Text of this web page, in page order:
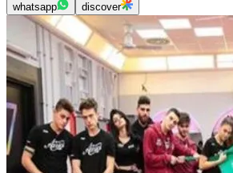
whatsapp discover